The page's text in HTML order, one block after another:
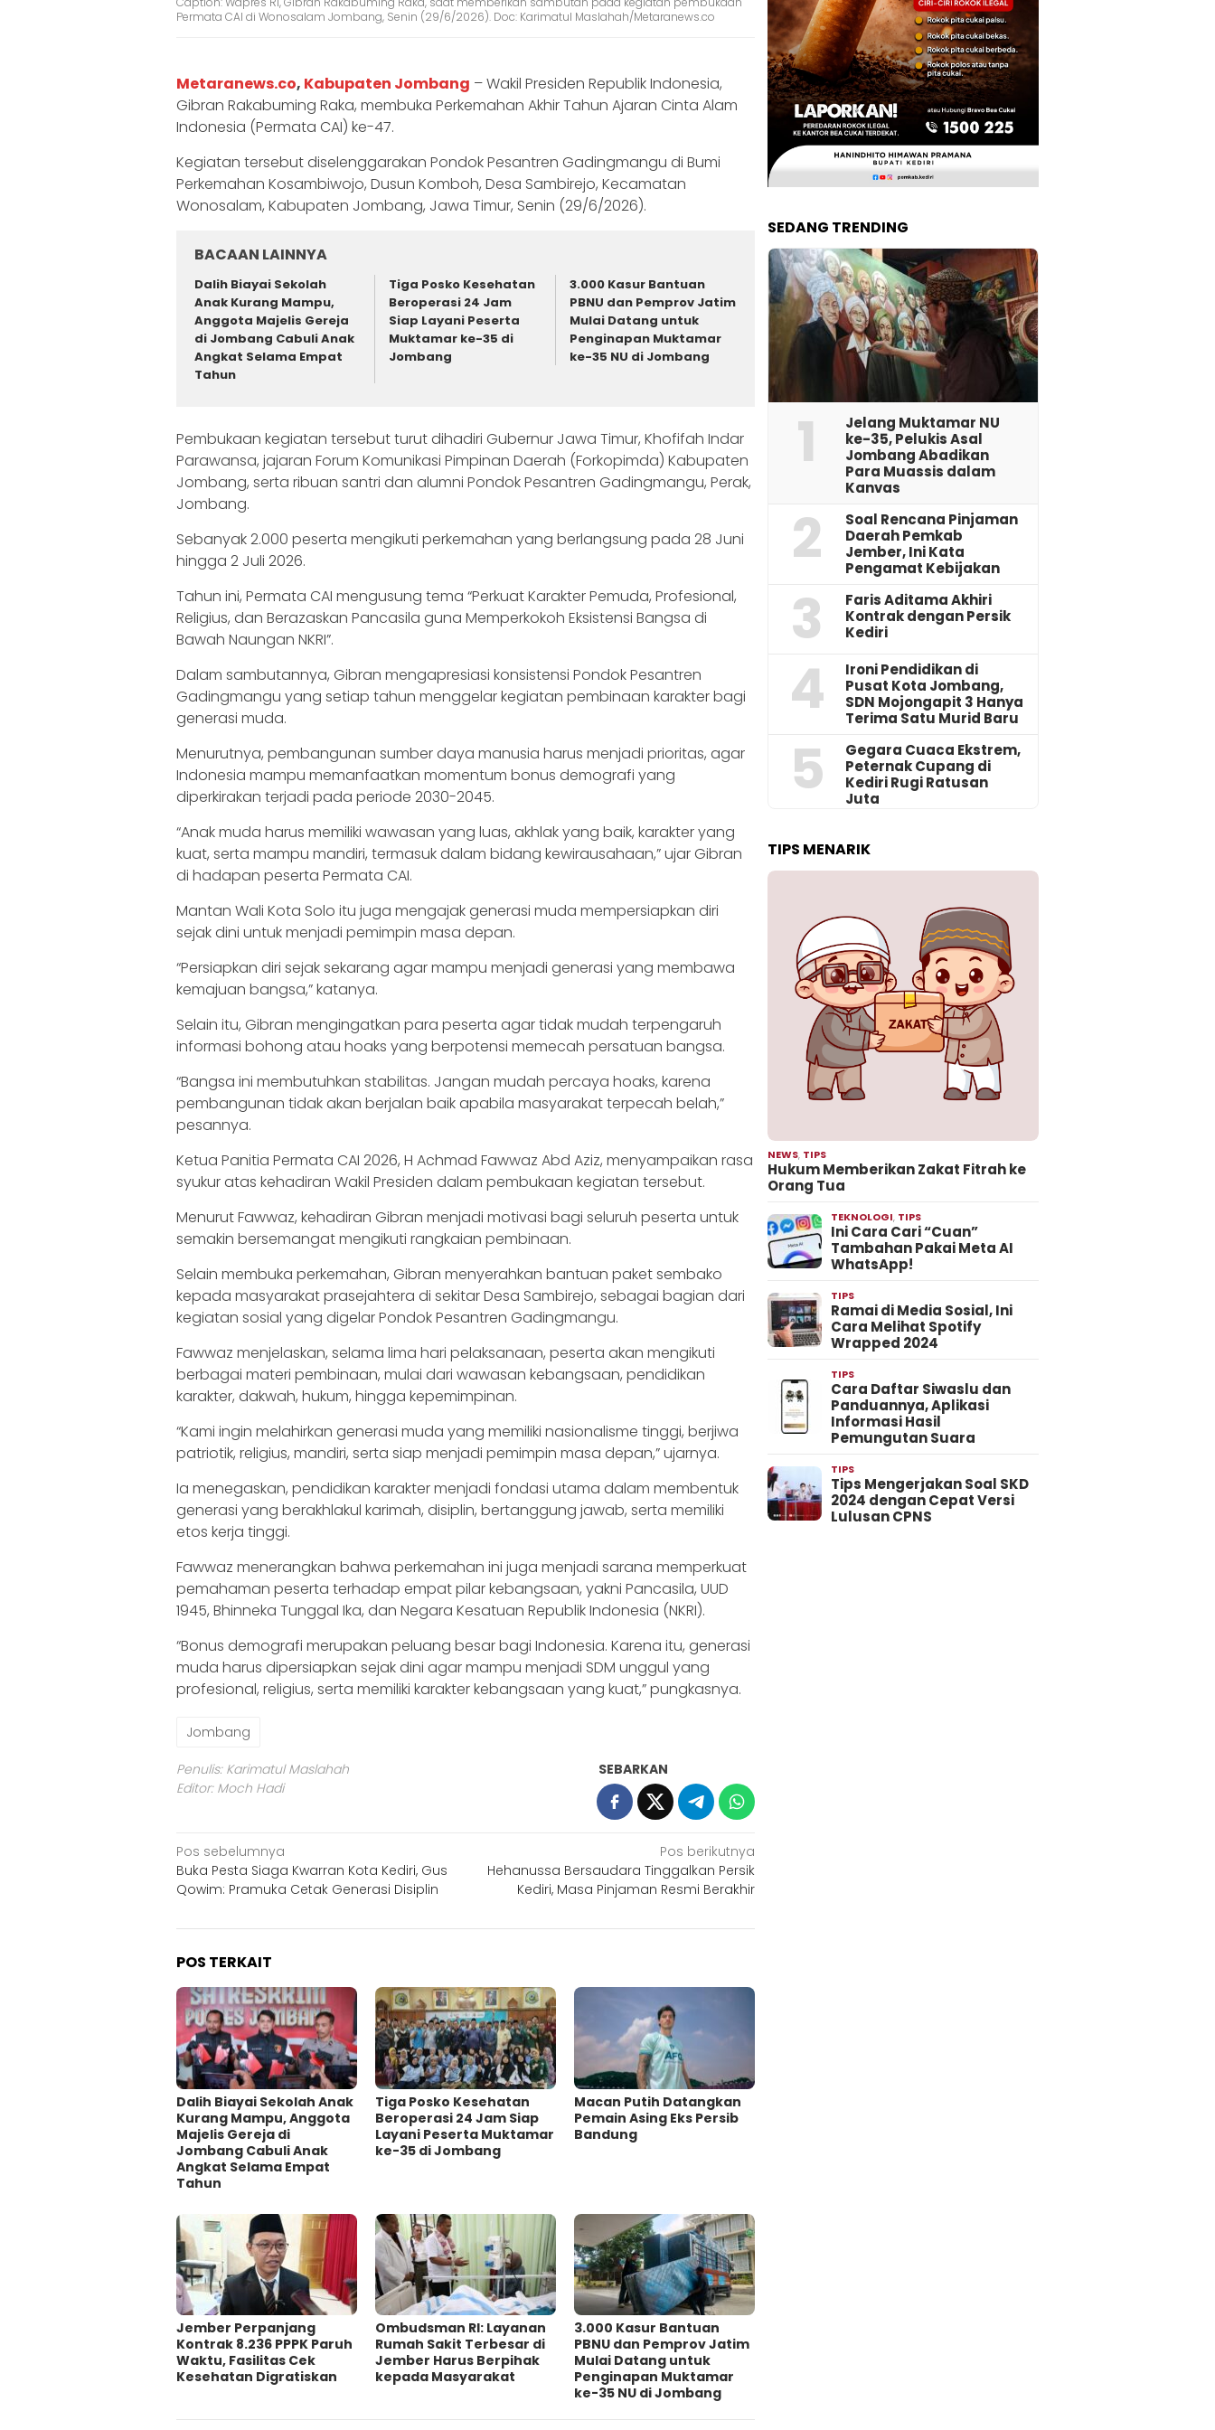
Permata CAI di Wonosalam Jombang, Senin (29/6/2026). Doc: Karimatul Maslahah/Metaranews.co
Metaranews.co, Kabupaten Jombang – Wakil Presiden Republik Indonesia,
Gibran Rakabuming Raka, membuka Perkemahan Akhir Tahun Ajaran Cinta Alam
Indonesia (Permata CAI) ke-47.
Kegiatan tersebut diselenggarakan Pondok Pesantren Gadingmangu di Bumi
Perkemahan Kosambiwojo, Dusun Komboh, Desa Sambirejo, Kecamatan
Wonosalam, Kabupaten Jombang, Jawa Timur, Senin (29/6/2026).
BACAAN LAINNYA
Dalih Biayai Sekolah
Anak Kurang Mampu,
Anggota Majelis Gereja
di Jombang Cabuli Anak
Angkat Selama Empat
Tahun
Tiga Posko Kesehatan
Beroperasi 24 Jam
Siap Layani Peserta
Muktamar ke-35 di
Jombang
3.000 Kasur Bantuan
PBNU dan Pemprov Jatim
Mulai Datang untuk
Penginapan Muktamar
ke-35 NU di Jombang
Pembukaan kegiatan tersebut turut dihadiri Gubernur Jawa Timur, Khofifah Indar
Parawansa, jajaran Forum Komunikasi Pimpinan Daerah (Forkopimda) Kabupaten
Jombang, serta ribuan santri dan alumni Pondok Pesantren Gadingmangu, Perak,
Jombang.
Sebanyak 2.000 peserta mengikuti perkemahan yang berlangsung pada 28 Juni
hingga 2 Juli 2026.
Tahun ini, Permata CAI mengusung tema “Perkuat Karakter Pemuda, Profesional,
Religius, dan Berazaskan Pancasila guna Memperkokoh Eksistensi Bangsa di
Bawah Naungan NKRI”.
Dalam sambutannya, Gibran mengapresiasi konsistensi Pondok Pesantren
Gadingmangu yang setiap tahun menggelar kegiatan pembinaan karakter bagi
generasi muda.
Menurutnya, pembangunan sumber daya manusia harus menjadi prioritas, agar
Indonesia mampu memanfaatkan momentum bonus demografi yang
diperkirakan terjadi pada periode 2030-2045.
“Anak muda harus memiliki wawasan yang luas, akhlak yang baik, karakter yang
kuat, serta mampu mandiri, termasuk dalam bidang kewirausahaan,” ujar Gibran
di hadapan peserta Permata CAI.
Mantan Wali Kota Solo itu juga mengajak generasi muda mempersiapkan diri
sejak dini untuk menjadi pemimpin masa depan.
“Persiapkan diri sejak sekarang agar mampu menjadi generasi yang membawa
kemajuan bangsa,” katanya.
Selain itu, Gibran mengingatkan para peserta agar tidak mudah terpengaruh
informasi bohong atau hoaks yang berpotensi memecah persatuan bangsa.
“Bangsa ini membutuhkan stabilitas. Jangan mudah percaya hoaks, karena
pembangunan tidak akan berjalan baik apabila masyarakat terpecah belah,”
pesannya.
Ketua Panitia Permata CAI 2026, H Achmad Fawwaz Abd Aziz, menyampaikan rasa
syukur atas kehadiran Wakil Presiden dalam pembukaan kegiatan tersebut.
Menurut Fawwaz, kehadiran Gibran menjadi motivasi bagi seluruh peserta untuk
semakin bersemangat mengikuti rangkaian pembinaan.
Selain membuka perkemahan, Gibran menyerahkan bantuan paket sembako
kepada masyarakat prasejahtera di sekitar Desa Sambirejo, sebagai bagian dari
kegiatan sosial yang digelar Pondok Pesantren Gadingmangu.
Fawwaz menjelaskan, selama lima hari pelaksanaan, peserta akan mengikuti
berbagai materi pembinaan, mulai dari wawasan kebangsaan, pendidikan
karakter, dakwah, hukum, hingga kepemimpinan.
“Kami ingin melahirkan generasi muda yang memiliki nasionalisme tinggi, berjiwa
patriotik, religius, mandiri, serta siap menjadi pemimpin masa depan,” ujarnya.
Ia menegaskan, pendidikan karakter menjadi fondasi utama dalam membentuk
generasi yang berakhlakul karimah, disiplin, bertanggung jawab, serta memiliki
etos kerja tinggi.
Fawwaz menerangkan bahwa perkemahan ini juga menjadi sarana memperkuat
pemahaman peserta terhadap empat pilar kebangsaan, yakni Pancasila, UUD
1945, Bhinneka Tunggal Ika, dan Negara Kesatuan Republik Indonesia (NKRI).
“Bonus demografi merupakan peluang besar bagi Indonesia. Karena itu, generasi
muda harus dipersiapkan sejak dini agar mampu menjadi SDM unggul yang
profesional, religius, serta memiliki karakter kebangsaan yang kuat,” pungkasnya.
Jombang
Penulis: Karimatul Maslahah
Editor: Moch Hadi
SEBARKAN
Navigasi
pos
Pos sebelumnya
Buka Pesta Siaga Kwarran Kota Kediri, Gus
Qowim: Pramuka Cetak Generasi Disiplin
Pos berikutnya
Hehanussa Bersaudara Tinggalkan Persik
Kediri, Masa Pinjaman Resmi Berakhir
POS TERKAIT
Dalih Biayai Sekolah Anak
Kurang Mampu, Anggota
Majelis Gereja di
Jombang Cabuli Anak
Angkat Selama Empat
Tahun
Tiga Posko Kesehatan
Beroperasi 24 Jam Siap
Layani Peserta Muktamar
ke-35 di Jombang
Macan Putih Datangkan
Pemain Asing Eks Persib
Bandung
Jember Perpanjang
Kontrak 8.236 PPPK Paruh
Waktu, Fasilitas Cek
Kesehatan Digratiskan
Ombudsman RI: Layanan
Rumah Sakit Terbesar di
Jember Harus Berpihak
kepada Masyarakat
3.000 Kasur Bantuan
PBNU dan Pemprov Jatim
Mulai Datang untuk
Penginapan Muktamar
ke-35 NU di Jombang
SEDANG TRENDING
1
Jelang Muktamar NU
ke-35, Pelukis Asal
Jombang Abadikan
Para Muassis dalam
Kanvas
2
‎Soal Rencana Pinjaman
Daerah Pemkab
Jember, Ini Kata
Pengamat Kebijakan ‎
3
Faris Aditama Akhiri
Kontrak dengan Persik
Kediri
4
Ironi Pendidikan di
Pusat Kota Jombang,
SDN Mojongapit 3 Hanya
Terima Satu Murid Baru
5
‎Gegara Cuaca Ekstrem,
Peternak Cupang di
Kediri Rugi Ratusan
Juta
TIPS MENARIK
NEWS, TIPS
Hukum Memberikan Zakat Fitrah ke
Orang Tua
TEKNOLOGI, TIPS
Ini Cara Cari “Cuan”
Tambahan Pakai Meta AI
WhatsApp!
TIPS
Ramai di Media Sosial, Ini
Cara Melihat Spotify
Wrapped 2024
TIPS
Cara Daftar Siwaslu dan
Panduannya, Aplikasi
Informasi Hasil
Pemungutan Suara
TIPS
Tips Mengerjakan Soal SKD
2024 dengan Cepat Versi
Lulusan CPNS